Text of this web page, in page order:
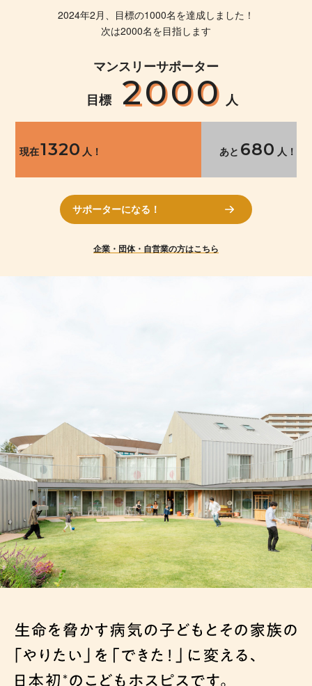
2024年2月、目標の1000名を達成しました！
次は2000名を目指します
マンスリーサポーター
目標
2000 人
現在1320 人！ あと 680 人！
サポーターになる！
企業・団体・自営業の方はこちら